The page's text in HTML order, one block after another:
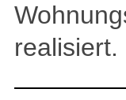
realisiert.